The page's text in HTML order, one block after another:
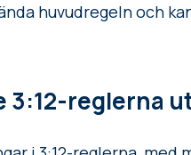
huvudregeln och
3:12-reglerna